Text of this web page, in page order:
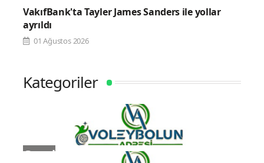
VakıfBank'ta Tayler James Sanders ile yollar
ayrıldı
01 Ağustos 2026
Kategoriler
Genel